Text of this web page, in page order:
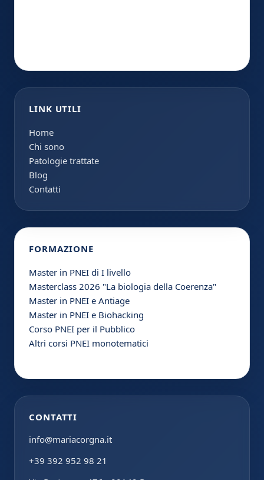
LINK UTILI
Home
Chi sono
Patologie trattate
Blog
Contatti
FORMAZIONE
Master in PNEI di I livello
Masterclass 2026 "La biologia della Coerenza"
Master in PNEI e Antiage
Master in PNEI e Biohacking
Corso PNEI per il Pubblico
Altri corsi PNEI monotematici
CONTATTI
info@mariacorgna.it
+39 392 952 98 21